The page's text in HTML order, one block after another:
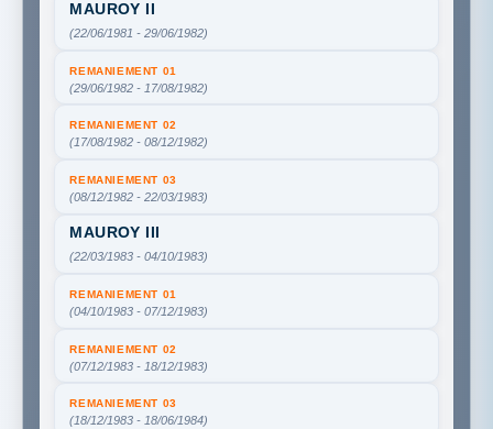
MAUROY II
(22/06/1981 - 29/06/1982)
REMANIEMENT 01
(29/06/1982 - 17/08/1982)
REMANIEMENT 02
(17/08/1982 - 08/12/1982)
REMANIEMENT 03
(08/12/1982 - 22/03/1983)
MAUROY III
(22/03/1983 - 04/10/1983)
REMANIEMENT 01
(04/10/1983 - 07/12/1983)
REMANIEMENT 02
(07/12/1983 - 18/12/1983)
REMANIEMENT 03
(18/12/1983 - 18/06/1984)